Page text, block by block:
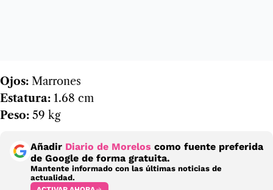
Ojos: Marrones
Estatura: 1.68 cm
Peso: 59 kg
Añadir Diario de Morelos como fuente preferida
de Google de forma gratuita.
Mantente informado con las últimas noticias de
actualidad.